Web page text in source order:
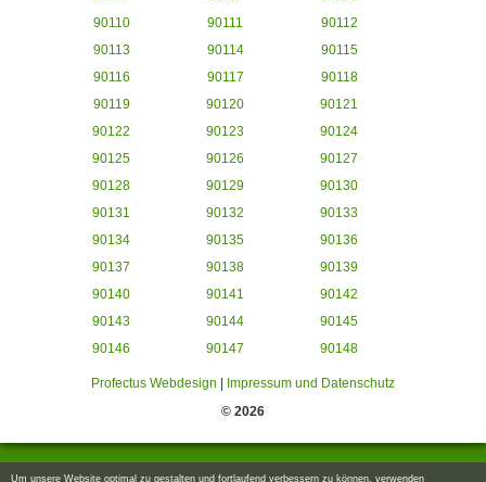
90110
90111
90112
90113
90114
90115
90116
90117
90118
90119
90120
90121
90122
90123
90124
90125
90126
90127
90128
90129
90130
90131
90132
90133
90134
90135
90136
90137
90138
90139
90140
90141
90142
90143
90144
90145
90146
90147 90148
Profectus Webdesign
Impressum und Datenschutz
© 2026
Um unsere Website optimal zu gestalten und fortlaufend verbessern zu können, verwenden